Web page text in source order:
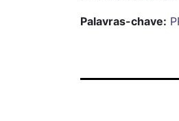
Palavras-chave: